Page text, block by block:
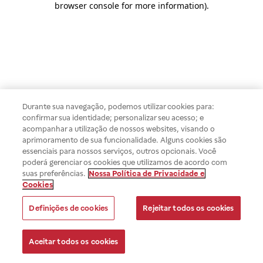
browser console for more information).
Durante sua navegação, podemos utilizar cookies para:
confirmar sua identidade; personalizar seu acesso; e
acompanhar a utilização de nossos websites, visando o
aprimoramento de sua funcionalidade. Alguns cookies são
essenciais para nossos serviços, outros opcionais. Você
poderá gerenciar os cookies que utilizamos de acordo com
suas preferências. Nossa Política de Privacidade e
Cookies
Definições de cookies Rejeitar todos os cookies
Aceitar todos os cookies